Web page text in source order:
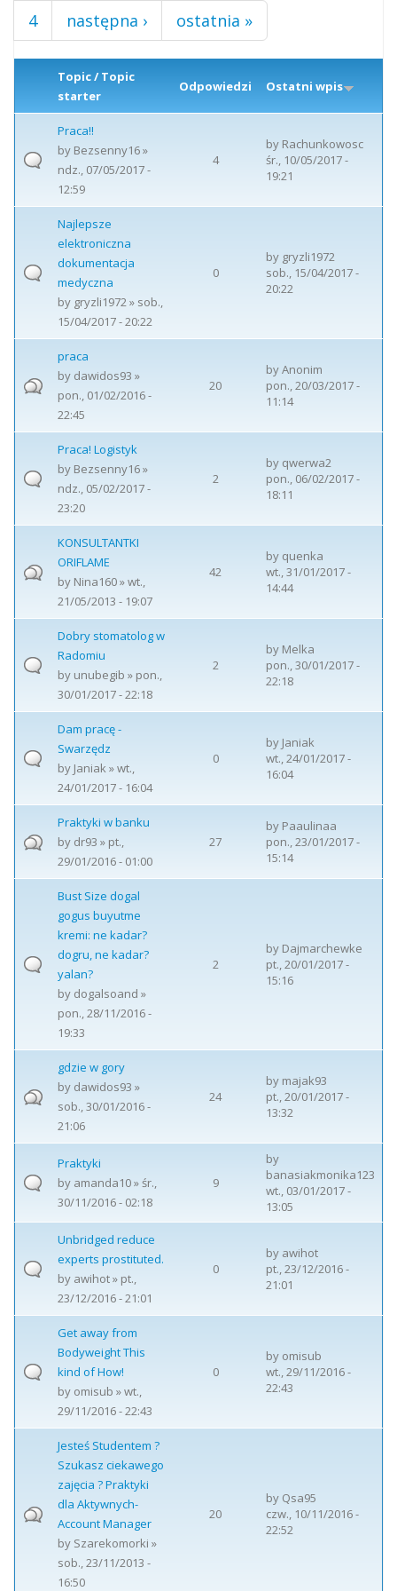
4
następna › ostatnia »
Topic / Topic
starter
Odpowiedzi Ostatni wpis
Praca!!
by Bezsenny16»
ndz., 07/05/2017 -
12:59
4
by Rachunkowosc
śr., 10/05/2017 -
19:21
Najlepsze
elektroniczna
dokumentacja
medyczna
by gryzli1972» sob.,
15/04/2017 - 20:22
0
by gryzli1972
sob., 15/04/2017 -
20:22
praca
by dawidos93 »
pon., 01/02/2016 -
22:45
20
byAnonim
pon., 20/03/2017 -
11:14
Praca! Logistyk
by Bezsenny16»
ndz., 05/02/2017 -
23:20
2
by qwerwa2
pon., 06/02/2017 -
18:11
KONSULTANTKI
ORIFLAME
by Nina160» wt.,
21/05/2013 - 19:07
42
by quenka
wt., 31/01/2017 -
14:44
Dobry stomatolog w
Radomiu
by unubegib » pon.,
30/01/2017 - 22:18
2
by Melka
pon., 30/01/2017 -
22:18
Dam pracę -
Swarzędz
by Janiak» wt.,
24/01/2017 - 16:04
0
by Janiak
wt., 24/01/2017 -
16:04
Praktyki w banku
by dr93 » pt.,
29/01/2016 - 01:00
27
by Paaulinaa
pon., 23/01/2017 -
15:14
Bust Size dogal
gogus buyutme
kremi: ne kadar?
dogru, ne kadar?
yalan?
by dogalsoand »
pon., 28/11/2016 -
19:33
2
by Dajmarchewke
pt., 20/01/2017 -
15:16
gdzie w gory
by dawidos93 »
sob., 30/01/2016 -
21:06
24
by majak93
pt., 20/01/2017 -
13:32
Praktyki
by amanda10» śr.,
30/11/2016 - 02:18
9
by
banasiakmonika123
wt., 03/01/2017 -
13:05
Unbridged reduce
experts prostituted.
by awihot» pt.,
23/12/2016 - 21:01
0
by awihot
pt., 23/12/2016 -
21:01
Get away from
Bodyweight This
kind of How!
by omisub » wt.,
29/11/2016 - 22:43
0
by omisub
wt., 29/11/2016 -
22:43
Jesteś Studentem ?
Szukasz ciekawego
zajęcia ? Praktyki
dla Aktywnych-
Account Manager
by Szarekomorki »
sob., 23/11/2013 -
16:50
20
by Qsa95
czw., 10/11/2016 -
22:52